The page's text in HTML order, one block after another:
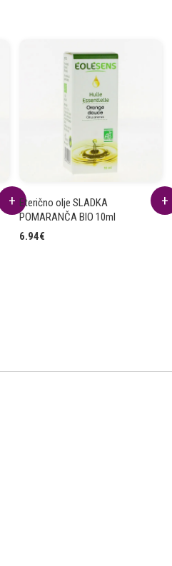
Eterično olje SLADKA
POMARANČA BIO 10ml
6.94€